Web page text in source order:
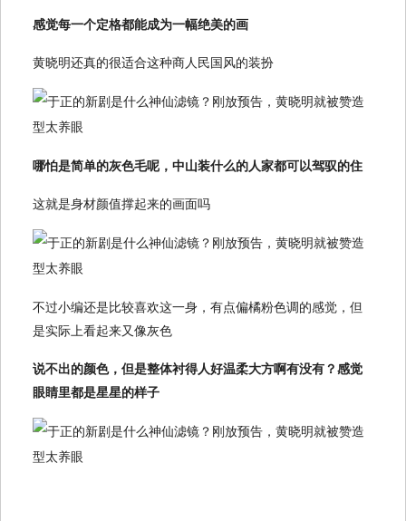
感觉每一个定格都能成为一幅绝美的画
黄晓明还真的很适合这种商人民国风的装扮
哪怕是简单的灰色毛呢，中山装什么的人家都可以驾驭的住
这就是身材颜值撑起来的画面吗
不过小编还是比较喜欢这一身，有点偏橘粉色调的感觉，但
是实际上看起来又像灰色
说不出的颜色，但是整体衬得人好温柔大方啊有没有？感觉
眼睛里都是星星的样子